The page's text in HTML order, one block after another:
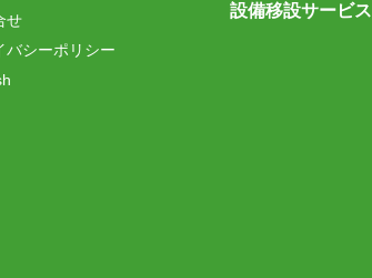
せ
バシーポリシー
設備移設サービス